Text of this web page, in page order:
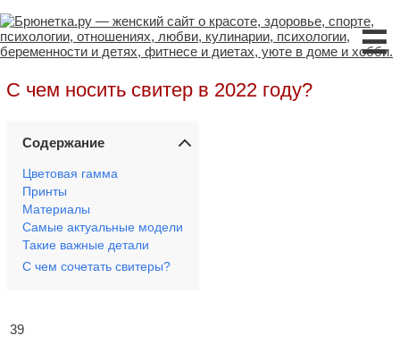
☰
С чем носить свитер в 2022 году?
Содержание
Цветовая гамма
Принты
Материалы
Самые актуальные модели
Такие важные детали
С чем сочетать свитеры?
39